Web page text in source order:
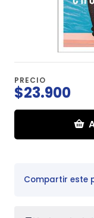
PRECIO
$23.900
Compartir este